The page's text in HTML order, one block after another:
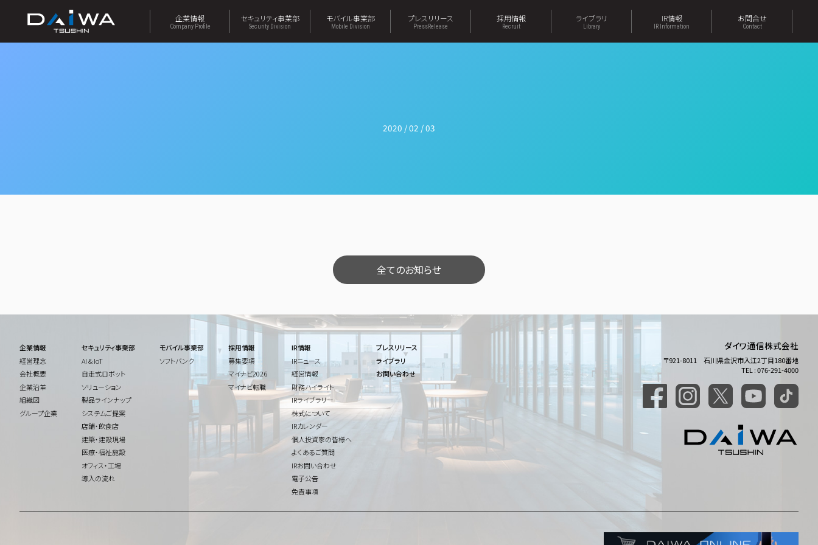
企業情報
Company Profile
セキュリティ事業部
Security Division
モバイル事業部
Mobile Division
プレスリリース
PressRelease
採用情報
Recruit
ライブラリ
Library
IR情報
IR Information
お問合せ
Contact
2020 / 02 / 03
全てのお知らせ
企業情報
経営理念
会社概要
企業沿革
組織図
グループ企業
セキュリティ事業部
AI & IoT
自走式ロボット
ソリューション
製品ラインナップ
システムご提案
店舗・飲食店
建築・建設現場
医療・福祉施設
オフィス・工場
導入の流れ
モバイル事業部
ソフトバンク
採用情報
募集要項
マイナビ2026
マイナビ転職
IR情報
IRニュース
経営情報
財務ハイライト
IRライブラリー
株式について
IRカレンダー
個人投資家の皆様へ
よくあるご質問
IRお問い合わせ
電子公告
免責事項
プレスリリース
ライブラリ
お問い合わせ
ダイワ通信株式会社
〒921-8011 石川県金沢市入江2丁目180番地
TEL : 076-291-4000